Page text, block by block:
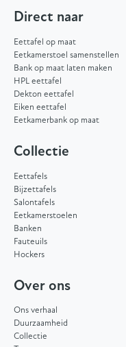
Direct naar
Eettafel op maat
Eetkamerstoel samenstellen
Bank op maat laten maken
HPL eettafel
Dekton eettafel
Eiken eettafel
Eetkamerbank op maat
Collectie
Eettafels
Bijzettafels
Salontafels
Eetkamerstoelen
Banken
Fauteuils
Hockers
Over ons
Ons verhaal
Duurzaamheid
Collectie